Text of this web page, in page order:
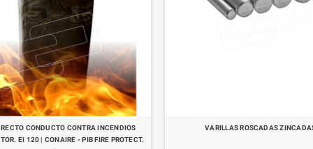
CONDUCTO CONTRA INCENDIOS
EI 120 | CONAIRE - PIB FIRE PROTECT.
VARILLAS ROSCADAS